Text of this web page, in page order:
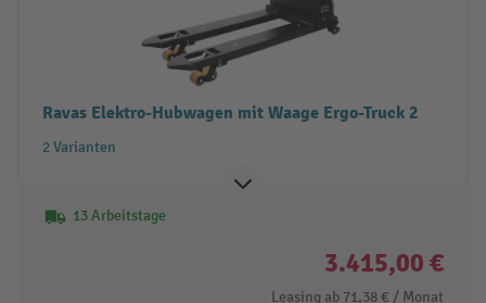
Ravas Elektro-Hubwagen mit Waage Ergo-Truck 2
2 Varianten
13 Arbeitstage
3.415,00 €
Leasing ab 71,38 € / Monat